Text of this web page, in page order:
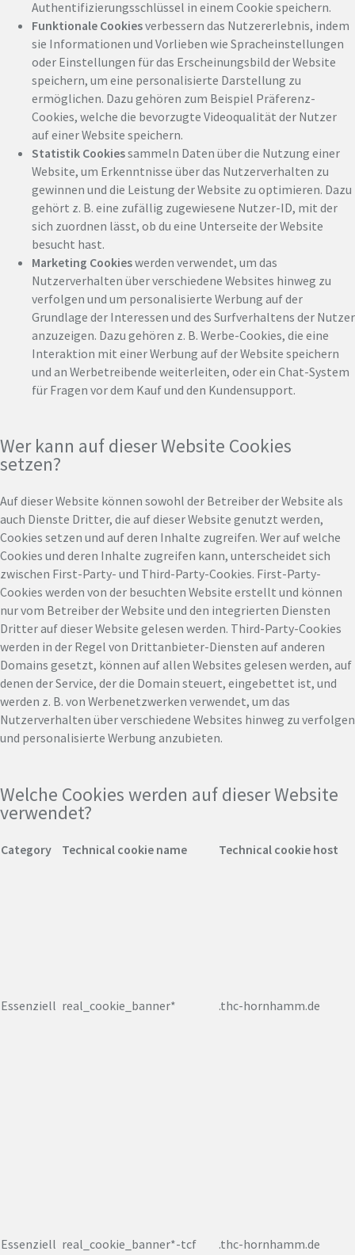
Authentifizierungsschlüssel in einem Cookie speichern.
Funktionale Cookiesverbessern das Nutzererlebnis, indem
sie Informationen und Vorlieben wie Spracheinstellungen
oder Einstellungen für das Erscheinungsbild der Website
speichern, um eine personalisierte Darstellung zu
ermöglichen. Dazu gehören zum Beispiel Präferenz-
Cookies, welche die bevorzugte Videoqualität der Nutzer
auf einer Website speichern.
Statistik Cookiessammeln Daten über die Nutzung einer
Website, um Erkenntnisse über das Nutzerverhalten zu
gewinnen und die Leistung der Website zu optimieren. Dazu
gehört z. B. eine zufällig zugewiesene Nutzer-ID, mit der
sich zuordnen lässt, ob du eine Unterseite der Website
besucht hast.
Marketing Cookieswerden verwendet, um das
Nutzerverhalten über verschiedene Websites hinweg zu
verfolgen und um personalisierte Werbung auf der
Grundlage der Interessen und des Surfverhaltens der Nutzer
anzuzeigen. Dazu gehören z. B. Werbe-Cookies, die eine
Interaktion mit einer Werbung auf der Website speichern
und an Werbetreibende weiterleiten, oder ein Chat-System
für Fragen vor dem Kauf und den Kundensupport.
Wer kann auf dieser Website Cookies
setzen?
Auf dieser Website können sowohl der Betreiber der Website als
auch Dienste Dritter, die auf dieser Website genutzt werden,
Cookies setzen und auf deren Inhalte zugreifen. Wer auf welche
Cookies und deren Inhalte zugreifen kann, unterscheidet sich
zwischen First-Party- und Third-Party-Cookies. First-Party-
Cookies werden von der besuchten Website erstellt und können
nur vom Betreiber der Website und den integrierten Diensten
Dritter auf dieser Website gelesen werden. Third-Party-Cookies
werden in der Regel von Drittanbieter-Diensten auf anderen
Domains gesetzt, können auf allen Websites gelesen werden, auf
denen der Service, der die Domain steuert, eingebettet ist, und
werden z. B. von Werbenetzwerken verwendet, um das
Nutzerverhalten über verschiedene Websites hinweg zu verfolgen
und personalisierte Werbung anzubieten.
Welche Cookies werden auf dieser Website
verwendet?
Category Technical cookie name Technical cookie host
Essenziell real_cookie_banner* .thc-hornhamm.de
Essenziell real_cookie_banner*-tcf .thc-hornhamm.de